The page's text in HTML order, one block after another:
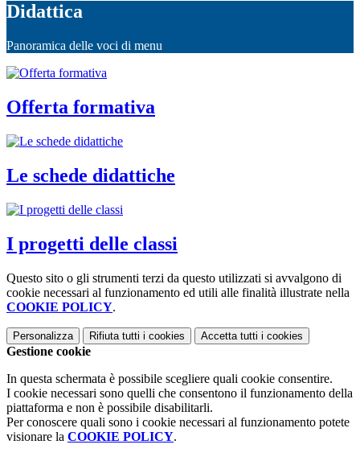
Didattica
Panoramica delle voci di menu
Offerta formativa
Le schede didattiche
I progetti delle classi
Questo sito o gli strumenti terzi da questo utilizzati si avvalgono di
cookie necessari al funzionamento ed utili alle finalità illustrate nella
COOKIE POLICY.
Personalizza Rifiuta tutti i cookies Accetta tutti i cookies
Gestione cookie
In questa schermata è possibile scegliere quali cookie consentire.
I cookie necessari sono quelli che consentono il funzionamento della
piattaforma e non è possibile disabilitarli.
Per conoscere quali sono i cookie necessari al funzionamento potete
visionare la COOKIE POLICY.